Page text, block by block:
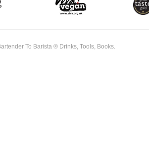
To Barista ® Drinks, Tools, Books.